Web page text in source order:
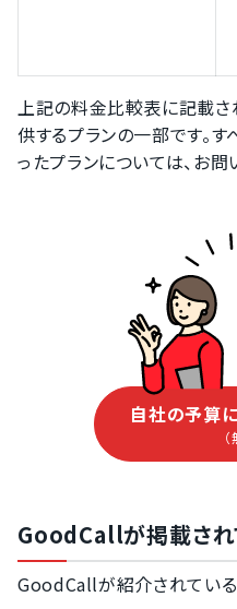
上記の料金比較表に記載
供するプランの一部です。
ったプランについては、お問
自社の予算
GoodCallが掲載され
GoodCallが紹介されている